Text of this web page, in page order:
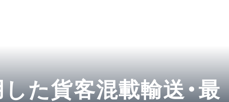
た貨客混載輸送・最